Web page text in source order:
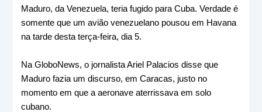
Maduro, da Venezuela, teria fugido para Cuba. Verdade é
somente que um avião venezuelano pousou em Havana
na tarde desta terça-feira, dia 5.
Na GloboNews, o jornalista Ariel Palacios disse que
Maduro fazia um discurso, em Caracas, justo no
momento em que a aeronave aterrissava em solo
cubano.